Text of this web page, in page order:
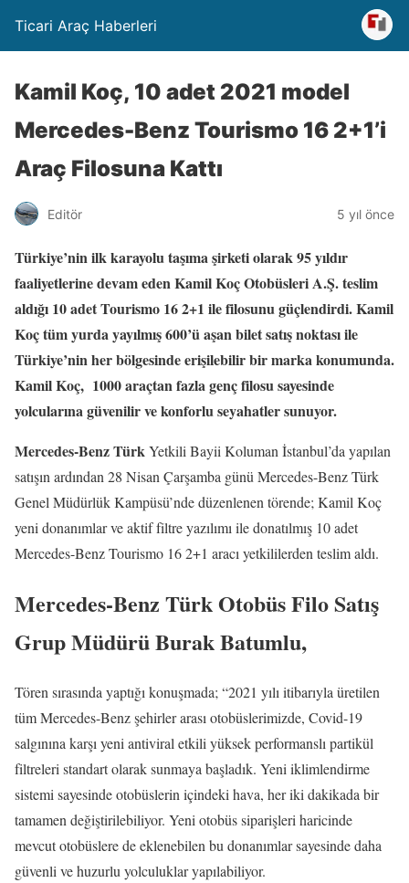
Ticari Araç Haberleri
Kamil Koç, 10 adet 2021 model
Mercedes-Benz Tourismo 16 2+1’i
Araç Filosuna Kattı
Editör 5 yıl önce
Türkiye’nin ilk karayolu taşıma şirketi olarak 95 yıldır
faaliyetlerine devam eden Kamil Koç Otobüsleri A.Ş. teslim
aldığı 10 adet Tourismo 16 2+1 ile filosunu güçlendirdi. Kamil
Koç tüm yurda yayılmış 600’ü aşan bilet satış noktası ile
Türkiye’nin her bölgesinde erişilebilir bir marka konumunda.
Kamil Koç, 1000 araçtan fazla genç filosu sayesinde
yolcularına güvenilir ve konforlu seyahatler sunuyor.
Mercedes-Benz TürkYetkili Bayii Koluman İstanbul’da yapılan
satışın ardından 28 Nisan Çarşamba günü Mercedes-Benz Türk
Genel Müdürlük Kampüsü’nde düzenlenen törende; Kamil Koç
yeni donanımlar ve aktif filtre yazılımı ile donatılmış 10 adet
Mercedes-Benz Tourismo 16 2+1 aracı yetkililerden teslim aldı.
Mercedes-Benz Türk Otobüs Filo Satış
Grup Müdürü Burak Batumlu,
Tören sırasında yaptığı konuşmada; “2021 yılı itibarıyla üretilen
tüm Mercedes-Benz şehirler arası otobüslerimizde, Covid-19
salgınına karşı yeni antiviral etkili yüksek performanslı partikül
filtreleri standart olarak sunmaya başladık. Yeni iklimlendirme
sistemi sayesinde otobüslerin içindeki hava, her iki dakikada bir
tamamen değiştirilebiliyor. Yeni otobüs siparişleri haricinde
mevcut otobüslere de eklenebilen bu donanımlar sayesinde daha
güvenli ve huzurlu yolculuklar yapılabiliyor.